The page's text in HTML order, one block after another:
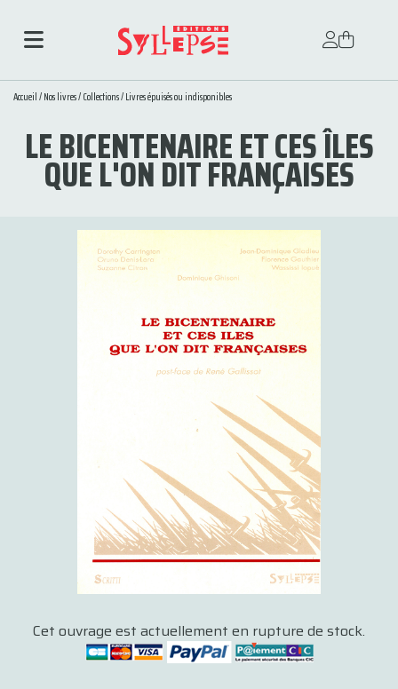
Accueil/Nos livres/Collections/Livres épuisés ou indisponibles
LE BICENTENAIRE ET CES ÎLES
QUE L'ON DIT FRANÇAISES
Cet ouvrage est actuellement en rupture de stock.